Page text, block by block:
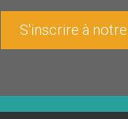
S'inscrire à